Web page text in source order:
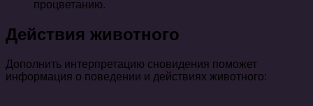
процветанию.
Действия животного
Дополнить интерпретацию сновидения поможет
информация о поведении и действиях животного: